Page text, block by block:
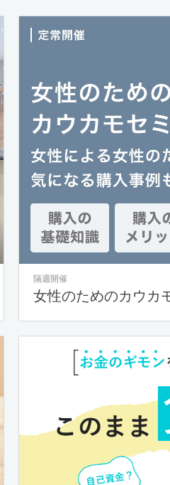
隔週開催
女性のためのカウカ